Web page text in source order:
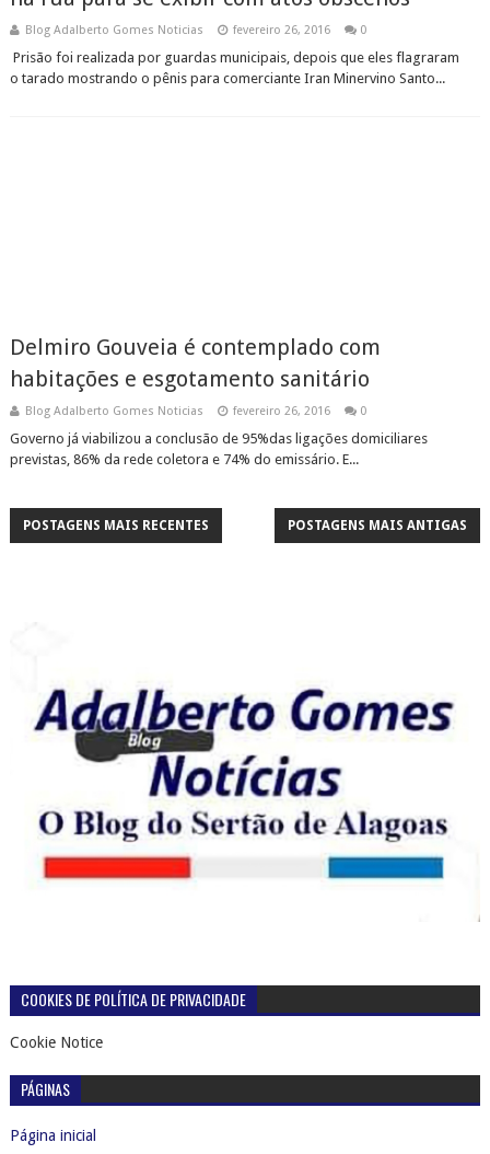
Blog Adalberto Gomes Noticias fevereiro 26, 2016 0
Prisão foi realizada por guardas municipais, depois que eles flagraram
o tarado mostrando o pênis para comerciante Iran Minervino Santo...
Delmiro Gouveia é contemplado com
habitações e esgotamento sanitário
Blog Adalberto Gomes Noticias fevereiro 26, 2016 0
Governo já viabilizou a conclusão de 95%das ligações domiciliares
previstas, 86% da rede coletora e 74% do emissário. E...
POSTAGENS MAIS RECENTES POSTAGENS MAIS ANTIGAS
COOKIES DE POLÍTICA DE PRIVACIDADE
Cookie Notice
PÁGINAS
Página inicial